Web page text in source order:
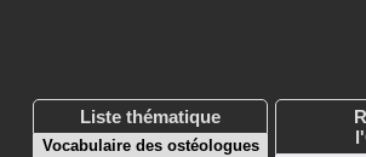
Liste thématique
Vocabulaire des ostéologues